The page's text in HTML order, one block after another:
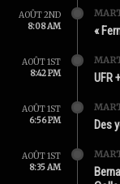
AOÛT 2ND
8:08 AM
«
AOÛT 1ST
8:42 PM
UFR
AOÛT 1ST
6:56 PM
Des
AOÛT 1ST
8:35 AM